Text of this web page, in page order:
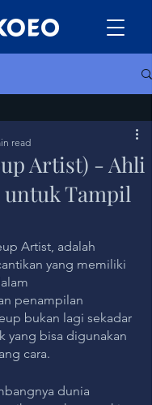
Artist) - Ahli
Tampil
read
Artist, adalah
yang memiliki
penampilan
bukan lagi sekadar
yang bisa digunakan
cara.
dunia